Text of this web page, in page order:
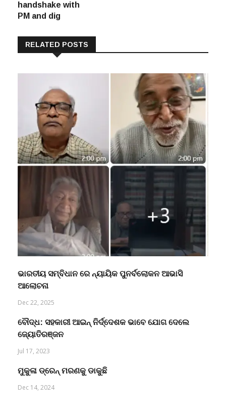
handshake with
PM and dig
RELATED POSTS
ଭାରତୀୟ ସମ୍ବିଧାନ ରେ ନ୍ୟାୟିକ ପୁନର୍ବଲୋକନ ଆଭାସି
ଆଲୋଚନା
Dec 22, 2025
ବୌଦ୍ଧ: ସହକାରୀ ଆଇନ୍ ନିର୍ଦ୍ଦେଶକ ଭାବେ ଯୋଗ ଦେଲେ
ଜ୍ୟୋତିରଞ୍ଜନ
Jul 17, 2023
ମୁକୁଳା ଡ୍ରେନ୍ ମରଣକୁ ଡାକୁଛି
Dec 14, 2024